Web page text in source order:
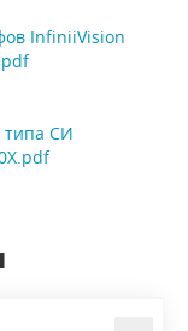
InfiniiVision
типа СИ